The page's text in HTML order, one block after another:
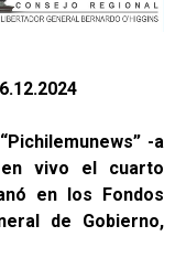
-a
vivo el cuarto
en los Fondos
de Gobierno,